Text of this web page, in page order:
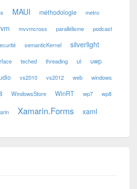
MAUI méthodologie metro
mvvmcross parallélisme podcast
semanticKernel silverlight
teched threading ui uwp
vs2010 vs2012 web windows
WindowsStore WinRT wp7 wp8
Xamarin.Forms xaml